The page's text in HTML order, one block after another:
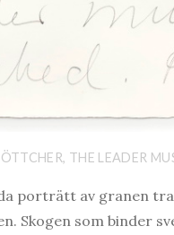
THE LEADER
porträtt av granen
Skogen som binder